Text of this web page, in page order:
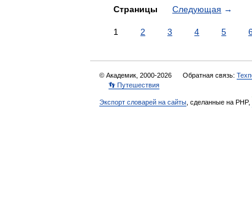
Страницы Следующая →
1 2 3 4 5
© Академик, 2000-2026 Обратная связь:
👣 Путешествия
Экспорт словарей на сайты , сделанные на PHP,